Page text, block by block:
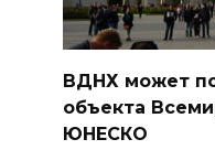
ВДНХ может
объекта
ЮНЕСКО